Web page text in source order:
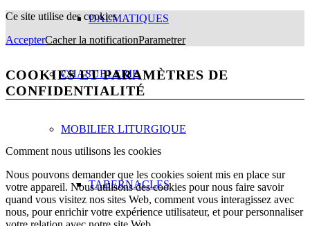
DALMATIQUES
CHASUBLERIE
MOBILIER LITURGIQUE
TABERNACLES
Ce site utilise des cookies
AccepterCacher la notificationParametrer
COOKIES ET PARAMÈTRES DE
CONFIDENTIALITÉ
Comment nous utilisons les cookies
Nous pouvons demander que les cookies soient mis en place sur
votre appareil. Nous utilisons des cookies pour nous faire savoir
quand vous visitez nos sites Web, comment vous interagissez avec
nous, pour enrichir votre expérience utilisateur, et pour personnaliser